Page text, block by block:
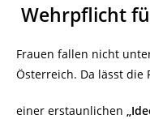
Wehrpflicht
Frauen fallen nicht
Österreich. Da lässt die
einer erstaunlichen